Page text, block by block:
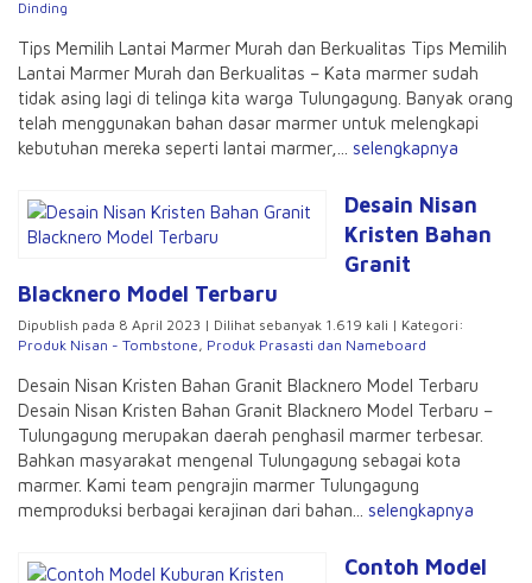
Dinding
Tips Memilih Lantai Marmer Murah dan Berkualitas Tips Memilih
Lantai Marmer Murah dan Berkualitas – Kata marmer sudah
tidak asing lagi di telinga kita warga Tulungagung. Banyak orang
telah menggunakan bahan dasar marmer untuk melengkapi
kebutuhan mereka seperti lantai marmer,... selengkapnya
Desain Nisan
Kristen Bahan
Granit
Blacknero Model Terbaru
Dipublish pada 8 April 2023 | Dilihat sebanyak 1.619 kali | Kategori:
Produk Nisan - Tombstone, Produk Prasasti dan Nameboard
Desain Nisan Kristen Bahan Granit Blacknero Model Terbaru
Desain Nisan Kristen Bahan Granit Blacknero Model Terbaru –
Tulungagung merupakan daerah penghasil marmer terbesar.
Bahkan masyarakat mengenal Tulungagung sebagai kota
marmer. Kami team pengrajin marmer Tulungagung
memproduksi berbagai kerajinan dari bahan... selengkapnya
Contoh Model